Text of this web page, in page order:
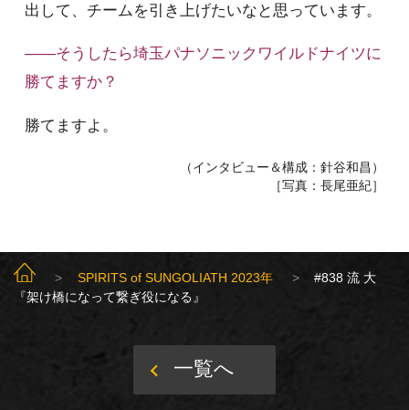
SUNGOLIATH TOP
SPIRITS of SUNGOLIATH 2023年
#838 流 大
『架け橋になって繋ぎ役になる』
出して、チームを引き上げたいなと思っています。
――そうしたら埼玉パナソニックワイルドナイツに
勝てますか？
勝てますよ。
（インタビュー＆構成：針谷和昌）
［写真：長尾亜紀］
一覧へ